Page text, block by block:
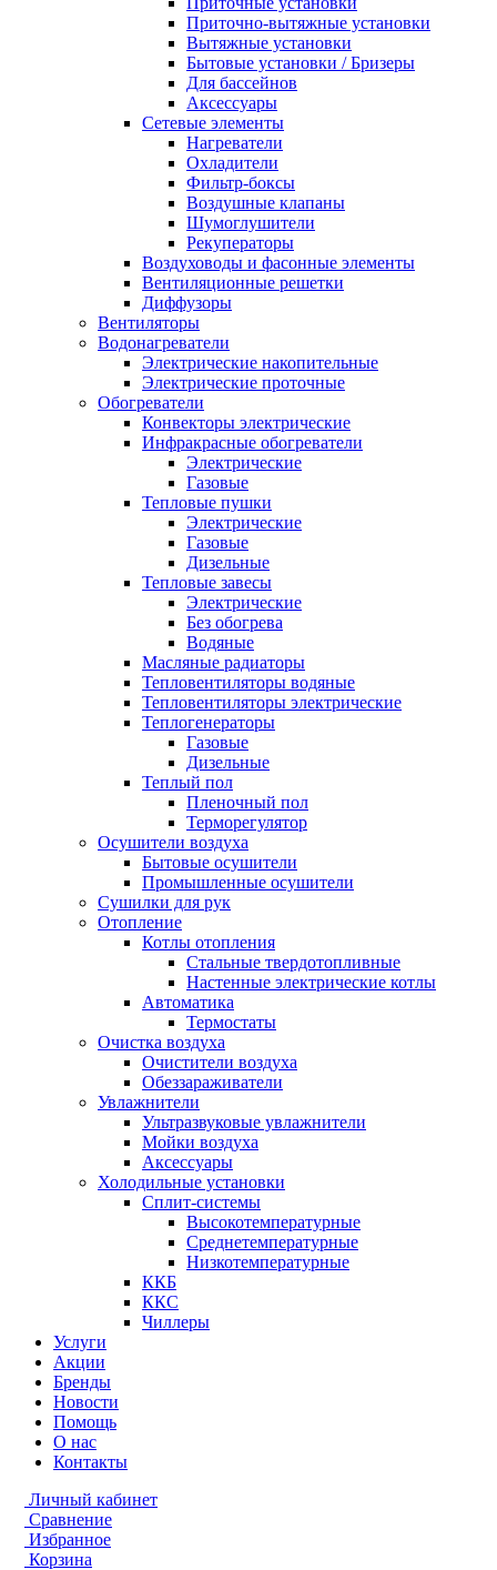
Приточно-вытяжные установки
Вытяжные установки
Бытовые установки / Бризеры
Для бассейнов
Аксессуары
Сетевые элементы
Нагреватели
Охладители
Фильтр-боксы
Воздушные клапаны
Шумоглушители
Рекуператоры
Воздуховоды и фасонные элементы
Вентиляционные решетки
Диффузоры
Вентиляторы
Водонагреватели
Электрические накопительные
Электрические проточные
Обогреватели
Конвекторы электрические
Инфракрасные обогреватели
Электрические
Газовые
Тепловые пушки
Электрические
Газовые
Дизельные
Тепловые завесы
Электрические
Без обогрева
Водяные
Масляные радиаторы
Тепловентиляторы водяные
Тепловентиляторы электрические
Теплогенераторы
Газовые
Дизельные
Теплый пол
Пленочный пол
Терморегулятор
Осушители воздуха
Бытовые осушители
Промышленные осушители
Сушилки для рук
Отопление
Котлы отопления
Стальные твердотопливные
Настенные электрические котлы
Автоматика
Термостаты
Очистка воздуха
Очистители воздуха
Обеззараживатели
Увлажнители
Ультразвуковые увлажнители
Мойки воздуха
Аксессуары
Холодильные установки
Сплит-системы
Высокотемпературные
Среднетемпературные
Низкотемпературные
ККБ
ККС
Чиллеры
Услуги
Акции
Бренды
Новости
Помощь
О нас
Контакты
Личный кабинет
Сравнение
Избранное
Корзина